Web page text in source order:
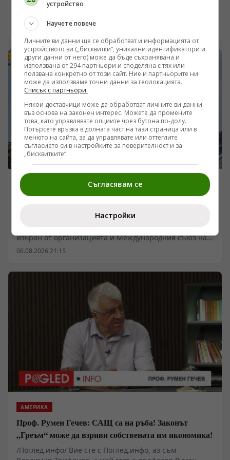
/Поглед.инфо/ Създаден преди 11 години към
Министерството на земеделието и храните, уникален
по своите цели и приоритети Центърът за
насърчаване сътрудничеството в селското стопанство
между Китай и страните от ЦИЕ продължава да
„набира скорост“ и последователи , както от България
и Китай, така и от всички страни от ЦИЕ. Дори през
летните месеци Центърът допринася чрез
провеждането на редица събития , с участието на
предприемачи и стартъп-компании - представители
на аграрния сектор да насърчава търговията,
инвестициите и технологичния обмен между Китай и
ЦИЕ.
06.08.2026 21:30
Пекин ще бъде Световна столица на архитектурата
избран от организацията и Международния съюз на
архитектите за Световна столица на архитектурата за
06.08.2026 21:15
АМЕРИКА
Проф. Румен Гечев: САЩ са на ръба! Законът
„Греъм“ може да взриви собствената им икономика!
/Поглед.инфо/ Вие сте с Поглед.инфо, аз съм
устройство
Научете повече
Личните ви данни ще се обработват и информацията от
устройството ви („бисквитки“, уникални идентификатори и
други данни от него) може да бъде съхранявана и
използвана от 294 партньори и споделяна с тях или
ползвана конкретно от този сайт. Ние и партньорите ни
може да използваме точни данни за геолокацията.
Списък с партньори.
Някои доставчици може да обработват личните ви данни
въз основа на законен интерес. Можете да промените
това, като управлявате опциите чрез бутона по-долу.
Потърсете връзка в долната част на тази страница или в
менюто на сайта, за да управлявате или оттеглите
съгласието си в настройките за поверителност и за
„бисквитките“.
Съгласявам се
Настройки